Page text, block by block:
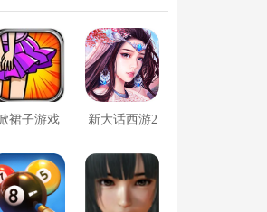
裙子游戏 新大话西游2